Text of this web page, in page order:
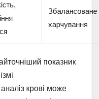
Збалансоване
харчування
показник
крові може